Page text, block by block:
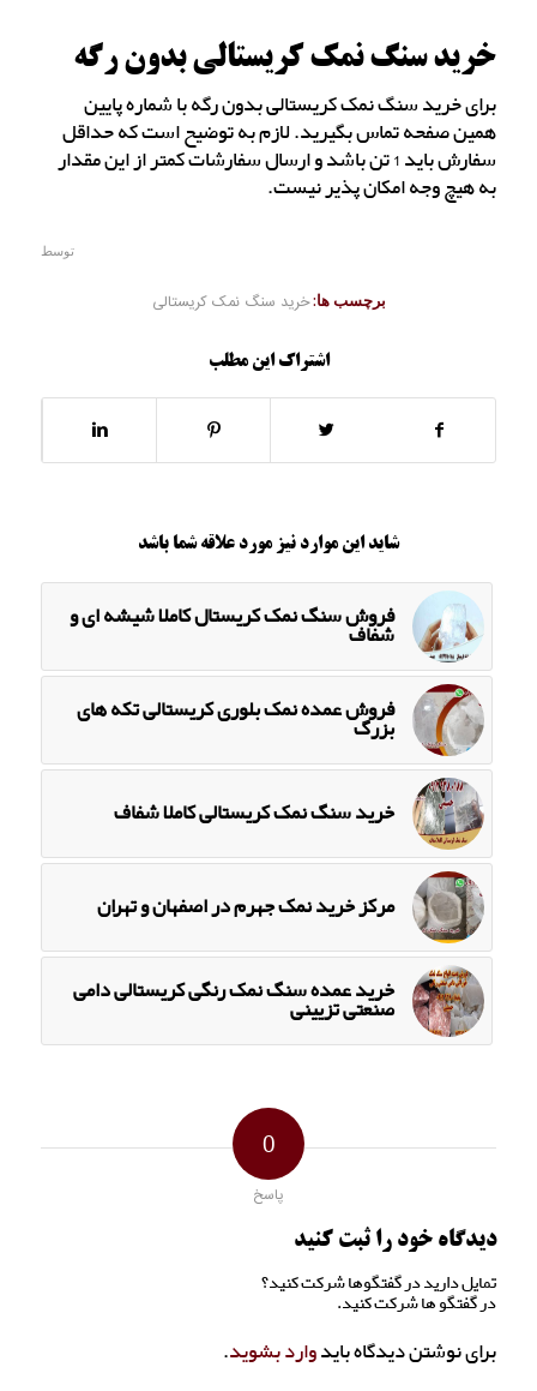
خرید سنگ نمک کریستالی بدون رگه
برای خرید سنگ نمک کریستالی بدون رگه با شماره پایین
همین صفحه تماس بگیرید. لازم به توضیح است که حداقل
سفارش باید 1 تن باشد و ارسال سفارشات کمتر از این مقدار
به هیچ وجه امکان پذیر نیست.
توسط
برچسب ها: خرید سنگ نمک کریستالی
اشتراک این مطلب
شاید این موارد نیز مورد علاقه شما باشد
فروش سنگ نمک کریستال کاملا شیشه ای و
شفاف
فروش عمده نمک بلوری کریستالی تکه های
بزرگ
خرید سنگ نمک کریستالی کاملا شفاف
مرکز خرید نمک جهرم در اصفهان و تهران
خرید عمده سنگ نمک رنگی کریستالی دامی
صنعتی تزیینی
0
پاسخ
دیدگاه خود را ثبت کنید
تمایل دارید در گفتگوها شرکت کنید؟
در گفتگو ها شرکت کنید.
برای نوشتن دیدگاه بایدوارد بشوید.